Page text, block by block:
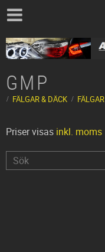
GMP
FÄLGAR & DÄCK FÄLGAR
Priser visas inkl. moms